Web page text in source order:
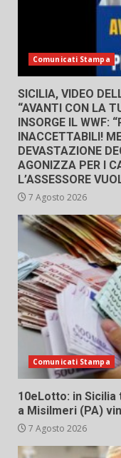
Comunicati Stampa
SICILIA, VIDEO
“AVANTI CON LA
INSORGE IL WWF:
INACCETTABILI!
DEVASTAZIONE
AGONIZZA PER I
L’ASSESSORE
7 Agosto 2026
Comunicati Stampa
10eLotto: in
a Misilmeri (PA)
7 Agosto 2026